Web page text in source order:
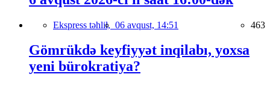
Ekspress təhlil, 06 avqust, 14:51 463
Gömrükdə keyfiyyət inqilabı, yoxsa
yeni bürokratiya?